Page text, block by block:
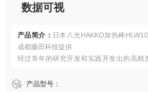
数据可视
产品简介： 日本八光HAKKO加热棒
成都藤田科技提供
经过常年的研究开发和实践开发出的高精
长寿命发热线使用镍铬耐热合金。因为
产品型号：